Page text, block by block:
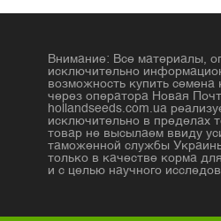
Внимание: Все материалы,
исключительно
возможность купить
через оператора Новая
hollandseeds.com.ua
исключительно в пределах
товар не высылаем ввиду
таможенной службы
только в качестве корма
и с целью научного